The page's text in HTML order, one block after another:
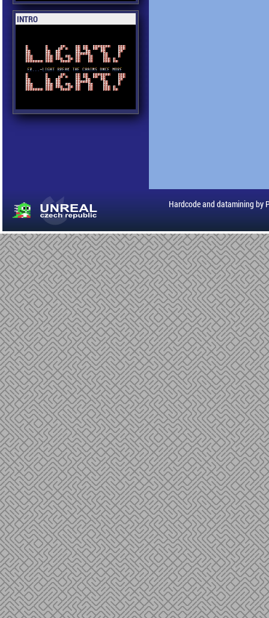
INTRO
Hardcode and datamining by